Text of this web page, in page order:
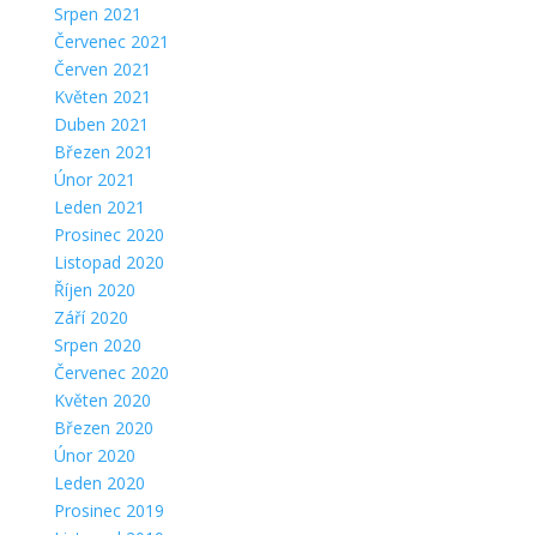
Srpen 2021
Červenec 2021
Červen 2021
Květen 2021
Duben 2021
Březen 2021
Únor 2021
Leden 2021
Prosinec 2020
Listopad 2020
Říjen 2020
Září 2020
Srpen 2020
Červenec 2020
Květen 2020
Březen 2020
Únor 2020
Leden 2020
Prosinec 2019